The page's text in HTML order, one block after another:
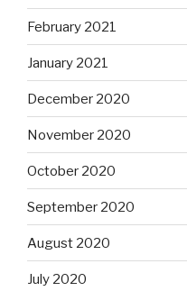
February 2021
January 2021
December 2020
November 2020
October 2020
September 2020
August 2020
July 2020